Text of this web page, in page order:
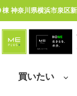
神奈川県横浜市泉区
買いたい